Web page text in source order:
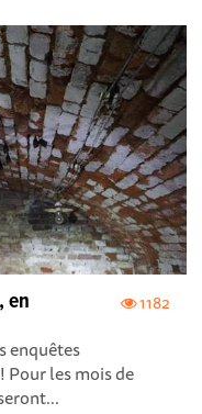
1182
en
enquêtes
Pour les mois de